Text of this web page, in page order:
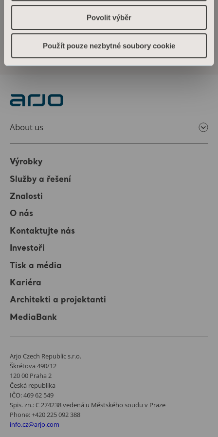
Povolit výběr
Použít pouze nezbytné soubory cookie
Arjo announces financial consequences of
Biometrics
About us
Výrobky
Služby a řešení
Znalosti
O nás
Kontaktujte nás
Investoři
Tisk a média
Kariéra
Architekti a projektanti
MediaBank
Arjo Czech Republic s.r.o.
Škrétova 490/12
120 00 Praha 2
Česká republika
IČO: 469 62 549
Spis. zn.: C 274238 vedená u Městského soudu v Praze
Phone: +420 225 092 388
info.cz@arjo.com